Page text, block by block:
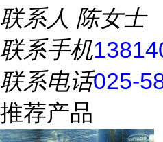
联系人 陈女士
联系手机
联系电话025-
推荐产品